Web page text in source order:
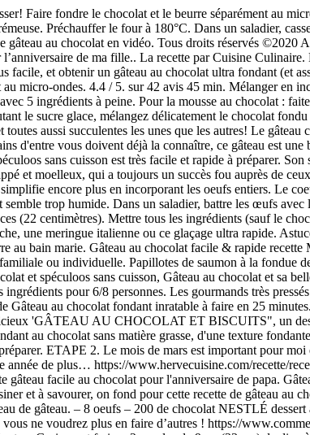
au chocolat et sa belle croûte craquante, Fondant au chocolat à déguster entre amis. https://gateaux-chocolat.fr/recette/gateau-au-chocolat-facile-au-thermomix … Les ingrédients pour 6/8 personnes. Les gourmands très pressés et les mamans débordées apprécieront : une recette de gâteau au chocolat facile, réalisée en deux temps, trois mouvements. Découvrez la recette de Gâteau au chocolat fondant inratable à faire en 25 minutes. Descriptif de la recette. Alors j'ai fini avec un glaçage contenant seulement 4 tasse de sucre à glacer. Je vous propose aujourd'hui la recette de délicieux 'GÂTEAU AU CHOCOLAT ET BISCUITS", un dessert léger et trés facile a préparer. Elles seront utilisées uniquement pour envoyer ce courriel. Si vous avez envie de préparer un savoureux gâteau fondant au chocolat sans matière grasse, d'une texture fondante, vous allez adorer cette recette. Je vous propose Une très belle recette de l'Opéra au chocolat , il s'agit d'un gâteau au chocolat trés délicieux et facile a préparer. ETAPE 2. Le mois de mars est important pour moi car samedi dernier, c’était l’anniversaire de mon papa, demain cela sera celui de l’amoureux, et mercredi prochain, ça sera à mon tour de prendre une année de plus… https://www.hervecuisine.com/recette/recette-gateau-royal-chocolat Glacer l’extérieur du gâteau. Le gâteau typique du Pays basque se fait gourmand avec cette garniture au chocolat. Recette gâteau facile au chocolat pour l'anniversaire de papa. Gâteau au Chocolat au Lait Concentré ... Accueil Ramadan Site Recette Gâteau Poires-Chocolat Ultra Facile. Une erreur s'est produite! Ultra-facile à cuisiner et à savourer, on fond pour cette recette de gâteau au chocolat, préparée avec 5 ingrédients à peine. C'est le gâteau classique des grands et des petits ! Étendre une mince couche de glaçage sur chaque morceau de gâteau. – 8 oeufs – 200 de chocolat NESTLÉ dessert au lait – 2 cuillères à soupe de cacao – 150 gr de beurre – 90 gr de farine – … Un délicieux gâteau au chocolat, sans beurre, mais tellement bon que vous ne voudrez plus en faire d’autres ! https://www.comment-economiser.fr/recette-pas-chere-gateau-au-chocolat.html Ce délicieux gâteau doit sa saveur intense et sa couleur appétissante au cacao Van Houten. Graisser et fariner 2 moules de 9 po (23 cm) de diamètre. Mélanger et verser dans un moule anti-adhérent. Délicieux gâteau au chocolat noir hyper moelleux avec une ganache toute simple. Pas à pas de la recette par ici : http://petitsbeguins.fr. ETAPE 2. Pour glacer le gâteau, vous pouvez utiliser une crème au beurre au chocolat, une ganache, une meringue italienne